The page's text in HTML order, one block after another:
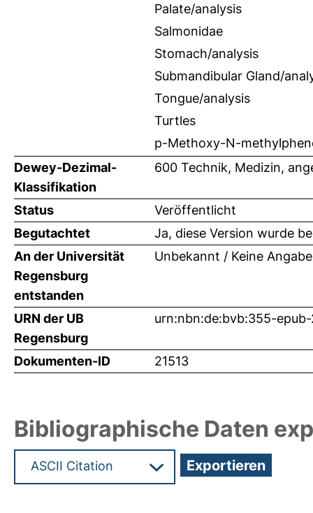
Palate/analysis
Salmonidae
Stomach/analysis
Submandibular Gland/
Tongue/analysis
Turtles
p-Methoxy-N-
Dewey-Dezimal-
Klassifikation
600 Technik, Medizin,
Status
Veröffentlicht
Begutachtet
Ja, diese Version wurde
An der Universität
Regensburg
entstanden
Unbekannt / Keine Angabe
URN der UB
Regensburg
urn:nbn:de:bvb:355-epub-
Dokumenten-ID 21513
Bibliographische Daten